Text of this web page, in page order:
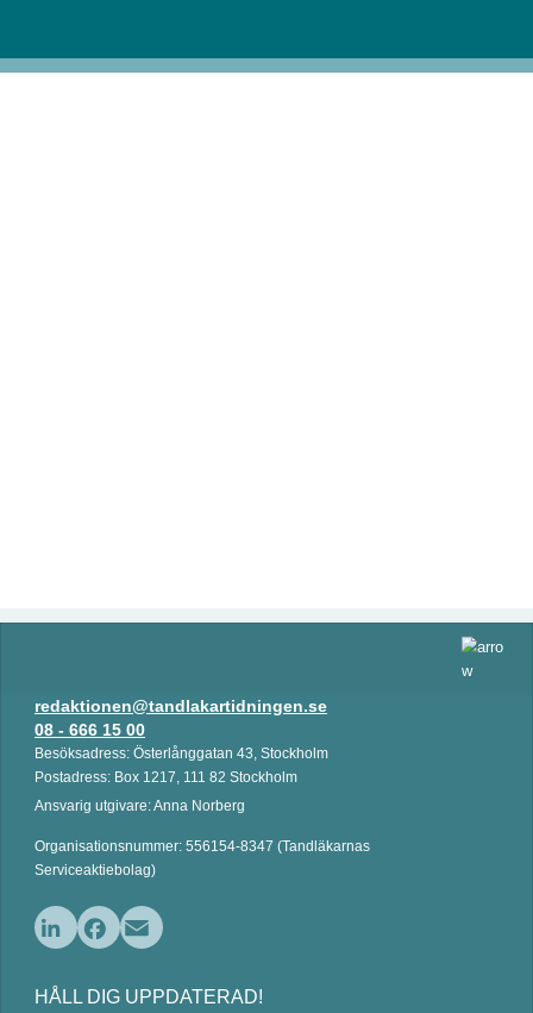
redaktionen@tandlakartidningen.se
08 - 666 15 00
Besöksadress: Österlånggatan 43, Stockholm
Postadress: Box 1217, 111 82 Stockholm
Ansvarig utgivare: Anna Norberg
Organisationsnummer: 556154-8347 (Tandläkarnas
Serviceaktiebolag)
n
c
a
HÅLL DIG UPPDATERAD!